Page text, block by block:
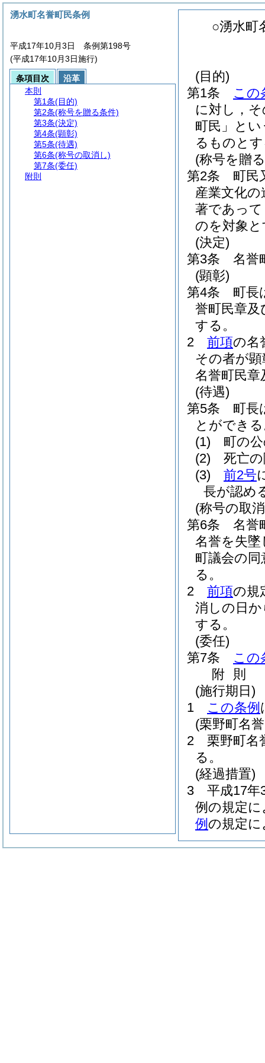
○湧水町
(目的)
第1条
この
に対し，
町民」とい
るものと
(称号を贈
第2条
町民
産業文化
著であっ
のを対象
(決定)
第3条
名誉
(顕彰)
第4条
町長
誉町民章
する。
2
前項の名
その者が
名誉町民
(待遇)
第5条
町長
とができ
(1)
町の
(2)
死亡
(3)
前2号
長が認め
(称号の取
第6条
名誉
名誉を失
町議会の
る。
2
前項の規
消しの日か
する。
(委任)
第7条
この
附 則
(施行期日)
1
この条例
(栗野町名
2
栗野町名
る。
(経過措置)
3
平成17年
例の規定
例 の規定
湧水町名誉町民条例
平成17年10月3日 条例第198号
(平成17年10月3日施行)
条項目次
沿革
本則
第1条(目的)
第2条(称号を贈る条件)
第3条(決定)
第4条(顕彰)
第5条(待遇)
第6条(称号の取消し)
第7条(委任)
附則